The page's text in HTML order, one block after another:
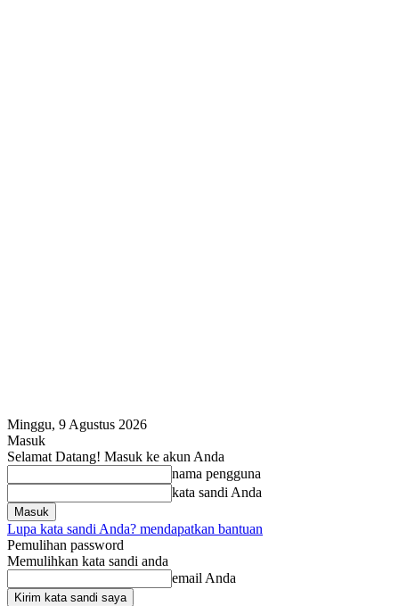
Minggu, 9 Agustus 2026
Masuk
Selamat Datang! Masuk ke akun Anda
nama pengguna
kata sandi Anda
Lupa kata sandi Anda? mendapatkan bantuan
Pemulihan password
Memulihkan kata sandi anda
email Anda